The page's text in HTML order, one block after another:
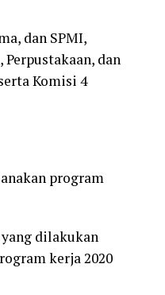
dan SPMI,
Perpustakaan, dan
Komisi 4
program
yang dilakukan
kerja 2020